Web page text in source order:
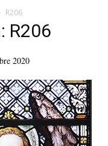
R206
R206
2020